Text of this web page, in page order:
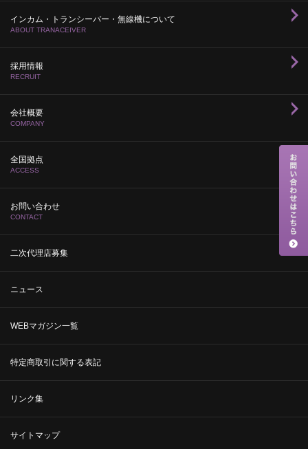
インカム・トランシーバー・無線機について
ABOUT TRANACEIVER
採用情報
RECRUIT
会社概要
COMPANY
全国拠点
ACCESS
お問い合わせ
CONTACT
二次代理店募集
ニュース
WEBマガジン一覧
特定商取引に関する表記
リンク集
サイトマップ